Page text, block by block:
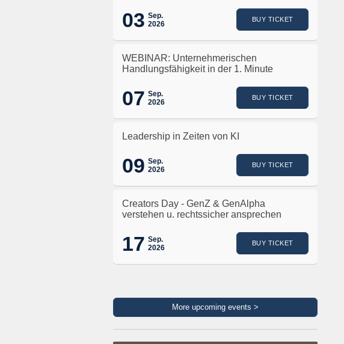
03 Sep.
2026
BUY TICKET
WEBINAR: Unternehmerischen
Handlungsfähigkeit in der 1. Minute
07 Sep.
2026
BUY TICKET
Leadership in Zeiten von KI
09 Sep.
2026
BUY TICKET
Creators Day - GenZ & GenAlpha
verstehen u. rechtssicher ansprechen
17 Sep.
2026
BUY TICKET
More upcoming events >